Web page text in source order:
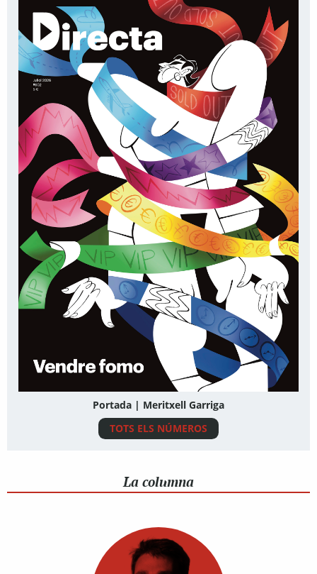
Portada | Meritxell Garriga
TOTS ELS NÚMEROS
La columna